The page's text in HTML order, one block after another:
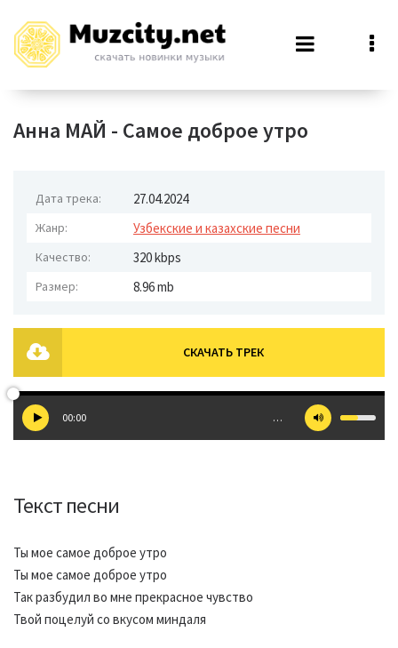
Анна МАЙ - Самое доброе утро
Дата трека: 27.04.2024
Жанр: Узбекские и казахские песни
Качество: 320 kbps
Размер: 8.96 mb
СКАЧАТЬ ТРЕК
00:00 …
Текст песни
Ты мое самое доброе утро
Ты мое самое доброе утро
Так разбудил во мне прекрасное чувство
Твой поцелуй со вкусом миндаля